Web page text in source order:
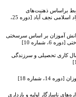
براساس ذهنیت‌های
طرحواره‌ای و سبک‌های دلبستگی در دانشجویان دانشگاه آزاد اسلامی نجف آباد [دوره 25،
آموزان بر اساس سرسختی
10]
تحصیلی و سرزندگی
شماره 18]
ناسازگار اولیه و بازداری